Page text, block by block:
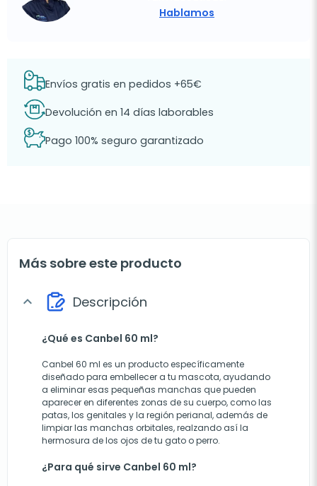
Hablamos
Envíos gratis en pedidos +65€
Devolución en 14 días laborables
Pago 100% seguro garantizado
Más sobre este producto
expand_more Descripción
¿Qué es Canbel 60 ml?
Canbel 60 ml es un producto específicamente
diseñado para embellecer a tu mascota, ayudando
a eliminar esas pequeñas manchas que pueden
aparecer en diferentes zonas de su cuerpo, como las
patas, los genitales y la región perianal, además de
limpiar las manchas orbitales, realzando así la
hermosura de los ojos de tu gato o perro.
¿Para qué sirve Canbel 60 ml?